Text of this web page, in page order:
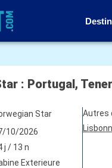
: Portugal,
Star
10/2026
j / 13 n
Exterieure
Autres